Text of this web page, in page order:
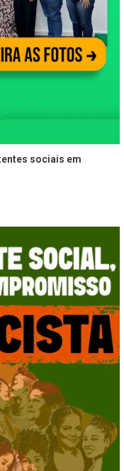
sociais em